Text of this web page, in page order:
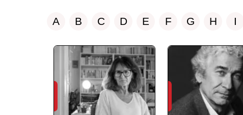
A B C D E F G H I